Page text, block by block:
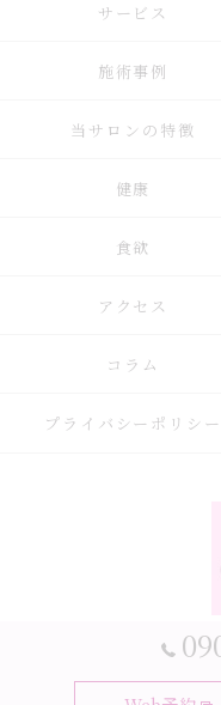
サービス
施術事例
当サロンの特徴
健康
食欲
アクセス
コラム
プライバシーポリシー
© 2026 大阪府大阪市の耳つ